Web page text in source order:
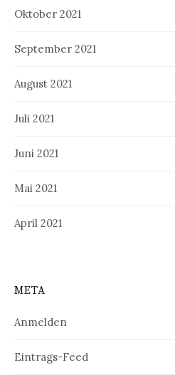
Oktober 2021
September 2021
August 2021
Juli 2021
Juni 2021
Mai 2021
April 2021
META
Anmelden
Eintrags-Feed